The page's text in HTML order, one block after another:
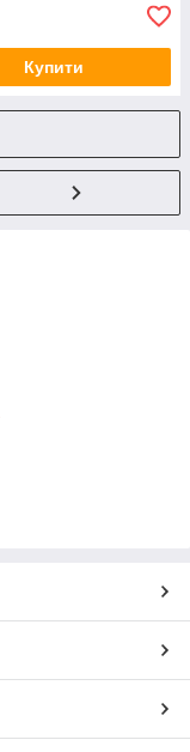
Купити